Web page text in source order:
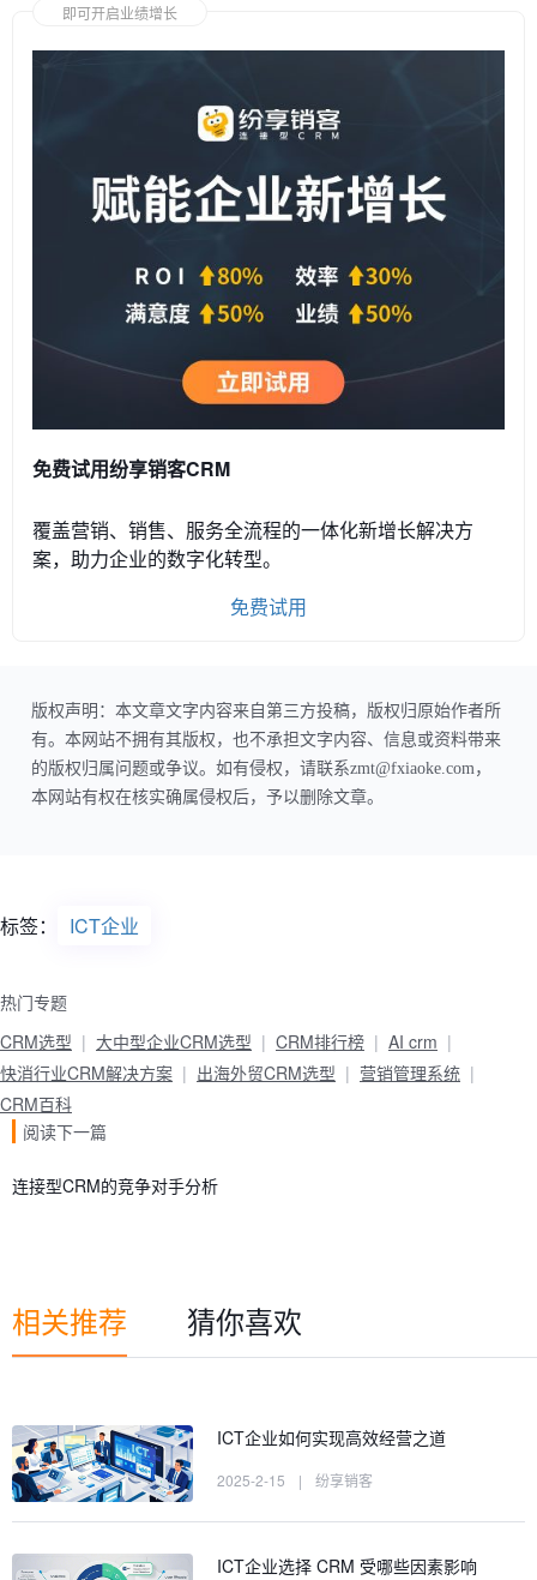
即可开启业绩增长
免费试用纷享销客CRM
覆盖营销、销售、服务全流程的一体化新增长解决方
案，助力企业的数字化转型。
免费试用
版权声明：本文章文字内容来自第三方投稿，版权归原始作者所
有。本网站不拥有其版权，也不承担文字内容、信息或资料带来
的版权归属问题或争议。如有侵权，请联系zmt@fxiaoke.com，
本网站有权在核实确属侵权后，予以删除文章。
标签： ICT企业
热门专题
CRM选型
大中型企业CRM选型 CRM排行榜
AI crm
快消行业CRM解决方案
出海外贸CRM选型
营销管理系统
CRM百科
阅读下一篇
连接型CRM的竞争对手分析
相关推荐 猜你喜欢
ICT企业如何实现高效经营之道
2025-2-15 | 纷享销客
ICT企业选择 CRM 受哪些因素影响